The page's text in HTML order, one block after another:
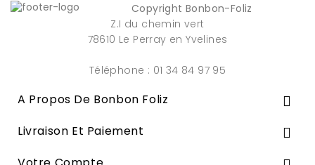
Copyright Bonbon-Foliz
Z.I du chemin vert
78610 Le Perray en Yvelines
Téléphone : 01 34 84 97 95
A Propos De Bonbon Foliz 
Livraison Et Paiement 